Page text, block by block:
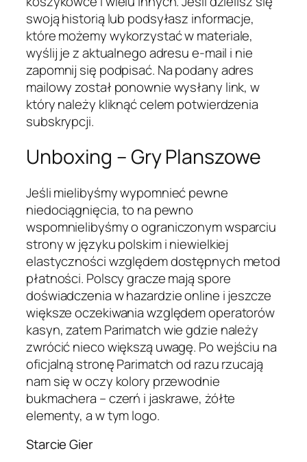
swoją historią lub podsyłasz informacje,
które możemy wykorzystać w materiale,
wyślij je z aktualnego adresu e-mail i nie
zapomnij się podpisać. Na podany adres
mailowy został ponownie wysłany link, w
który należy kliknąć celem potwierdzenia
subskrypcji.
Unboxing – Gry Planszowe
Jeśli mielibyśmy wypomnieć pewne
niedociągnięcia, to na pewno
wspomnielibyśmy o ograniczonym wsparciu
strony w języku polskim i niewielkiej
elastyczności względem dostępnych metod
płatności. Polscy gracze mają spore
doświadczenia w hazardzie online i jeszcze
większe oczekiwania względem operatorów
kasyn, zatem Parimatch wie gdzie należy
zwrócić nieco większą uwagę. Po wejściu na
oficjalną stronę Parimatch od razu rzucają
nam się w oczy kolory przewodnie
bukmachera – czerń i jaskrawe, żółte
elementy, a w tym logo.
Starcie Gier